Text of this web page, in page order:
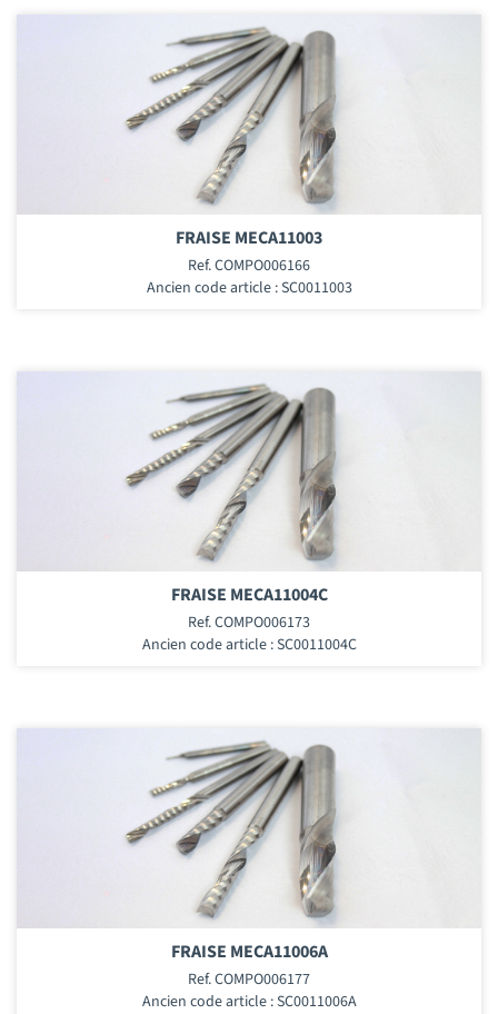
FRAISE MECA11003
Ref. COMPO006166
Ancien code article : SC0011003
FRAISE MECA11004C
Ref. COMPO006173
Ancien code article : SC0011004C
FRAISE MECA11006A
Ref. COMPO006177
Ancien code article : SC0011006A